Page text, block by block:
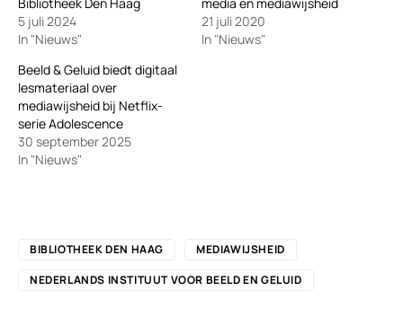
5 juli 2024
In "Nieuws"
21 juli 2020
In "Nieuws"
Beeld & Geluid biedt digitaal
lesmateriaal over
mediawijsheid bij Netflix-
serie Adolescence
30 september 2025
In "Nieuws"
BIBLIOTHEEK DEN HAAG
MEDIAWIJSHEID
NEDERLANDS INSTITUUT VOOR BEELD EN GELUID